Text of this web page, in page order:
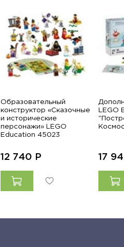
Образовательный
конструктор «Сказочные
и исторические
персонажи» LEGO
Education 45023
12 740 Р
LEGO
17